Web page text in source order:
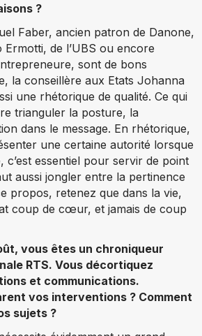
?
Faber, ancien patron de Danone,
Ermotti, de l’UBS ou encore
sont de bons
la conseillère aux Etats Johanna
une rhétorique de qualité. Ce qui
trianguler la posture, la
dans le message. En rhétorique,
une certaine autorité lorsque
c’est essentiel pour servir de point
aussi jongler entre la pertinence
propos, retenez que dans la vie,
coup de cœur, et jamais de coup
vous êtes un chroniqueur
RTS. Vous décortiquez
et communications.
vos interventions ? Comment
sujets ?